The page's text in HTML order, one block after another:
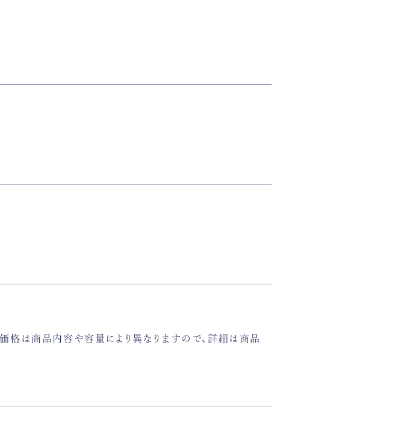
格は商品内容や容量により異なりますので、詳細は商品